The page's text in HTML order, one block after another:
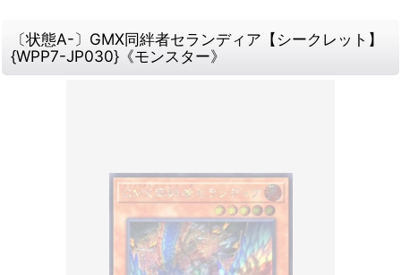
〔状態A-〕GMX同絆者セランディア【シークレット】
{WPP7-JP030}《モンスター》